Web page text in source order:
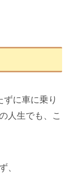
ずに車に乗り
人生でも、こ
、